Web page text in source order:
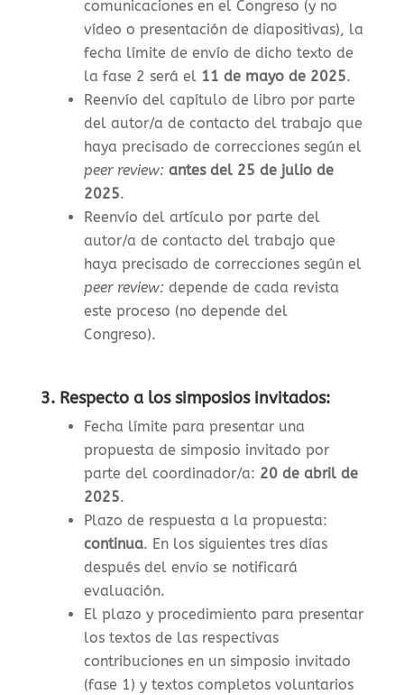
comunicaciones en el Congreso (y no
vídeo o presentación de diapositivas), la
fecha límite de envío de dicho texto de
la fase 2 será el 11 de mayo de 2025.
Reenvío del capítulo de libro por parte
del autor/a de contacto del trabajo que
haya precisado de correcciones según el
peer review: antes del 25 de julio de
2025.
Reenvío del artículo por parte del
autor/a de contacto del trabajo que
haya precisado de correcciones según el
peer review: depende de cada revista
este proceso (no depende del
Congreso).
3. Respecto a los simposios invitados:
Fecha límite para presentar una
propuesta de simposio invitado por
parte del coordinador/a: 20 de abril de
2025.
Plazo de respuesta a la propuesta:
continua. En los siguientes tres días
después del envío se notificará
evaluación.
El plazo y procedimiento para presentar
los textos de las respectivas
contribuciones en un simposio invitado
(fase 1) y textos completos voluntarios